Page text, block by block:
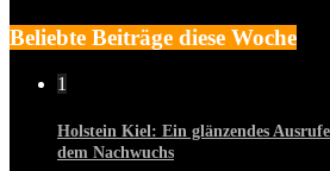
Beliebte Beiträge diese Woche
1
Holstein Kiel: Ein glänzendes
dem Nachwuchs